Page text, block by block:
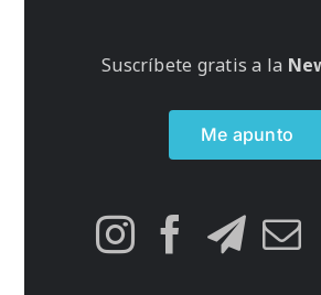
Suscríbete gratis a la
Me apunto